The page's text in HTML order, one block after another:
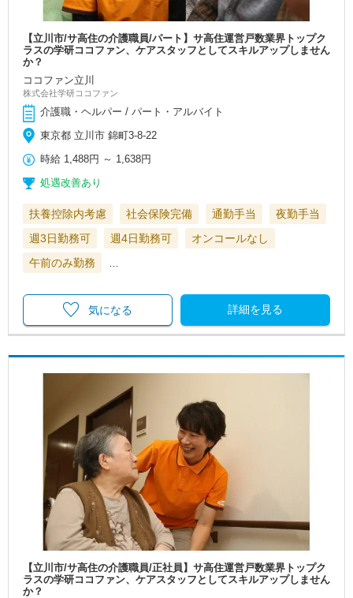
【立川市/サ高住の介護職員/パート】サ高住運営戸数業界トップク
ラスの学研ココファン、ケアスタッフとしてスキルアップしません
か？
ココファン立川
株式会社学研ココファン
介護職・ヘルパー / パート・アルバイト
東京都 立川市 錦町3-8-22
時給 1,488円 ～ 1,638円
処遇改善あり
扶養控除内考慮 社会保険完備 通勤手当
夜勤手当
週3日勤務可
週4日勤務可
オンコールなし
午前のみ勤務
詳細を見る
気になる
【立川市/サ高住の介護職員/正社員】サ高住運営戸数業界トップク
ラスの学研ココファン、ケアスタッフとしてスキルアップしません
か？